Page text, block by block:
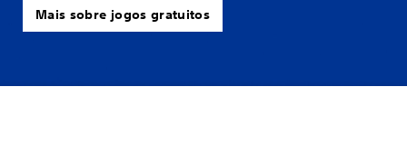
Mais sobre jogos gratuitos